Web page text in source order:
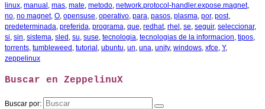
linux, manual , mas, mate, metodo, network.protocol-handler.expose.magnet,
no, no magnet, O, opensuse, operativo, para, pasos, plasma, por, post,
predeterminada, preferida, programa, que, redhat, rhel , se, seguir, seleccionar,
si, sin, sistema, sled , su, suse, tecnologia, tecnologias de la informacion, tipos,
torrents, tumbleweed , tutorial , ubuntu, un, una, unity, windows, xfce, Y,
zeppelinux
Buscar en ZeppelinuX
Buscar por: